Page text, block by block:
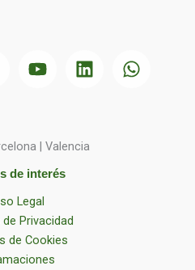
| Valencia
de interés
Legal
Privacidad
de Cookies